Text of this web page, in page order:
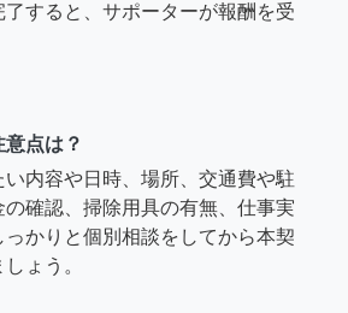
すると、サポーターが報酬を受
点は？
内容や日時、場所、交通費や駐
確認、掃除用具の有無、仕事実
かりと個別相談をしてから本契
ょう。